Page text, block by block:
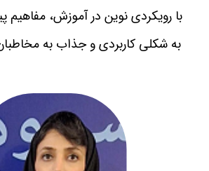
با رویکردی نوین در آموزش، مفاهیم
به شکلی کاربردی و جذاب به